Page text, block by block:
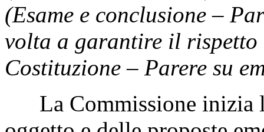
(Esame e conclusione –
volta a garantire il
Costituzione – Parere su
La Commissione inizia